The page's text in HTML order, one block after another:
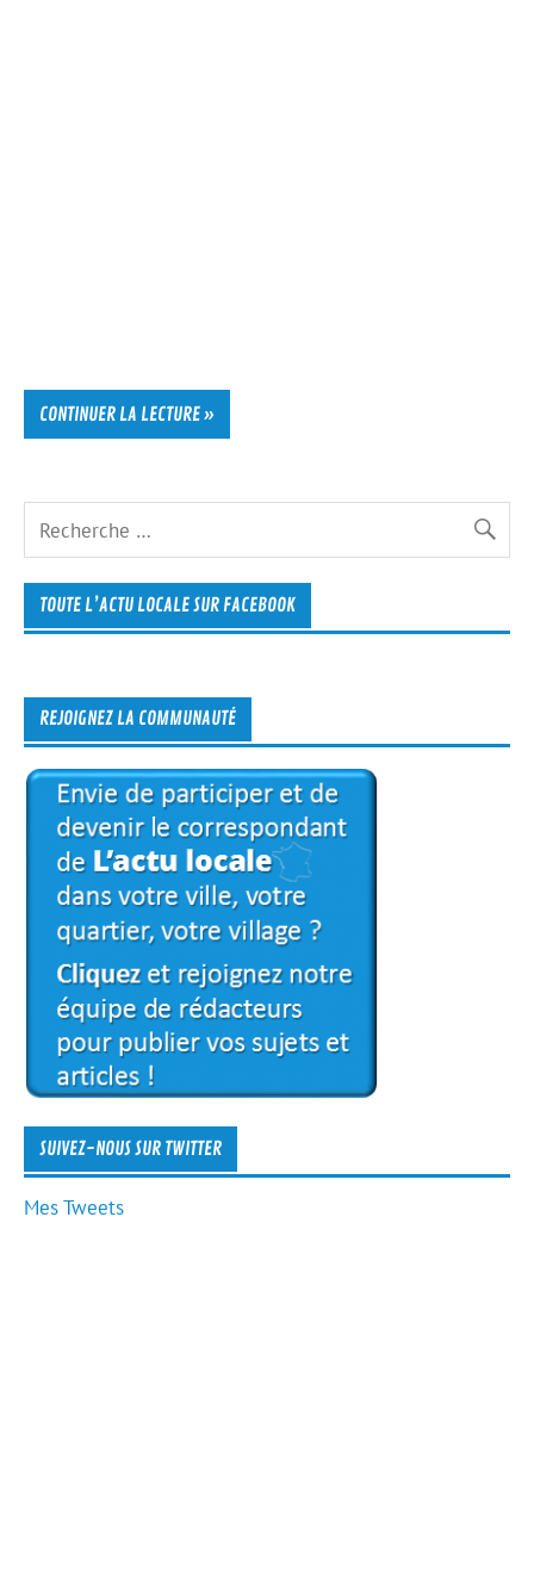
CONTINUER LA LECTURE »
TOUTE L’ACTU LOCALE SUR FACEBOOK
REJOIGNEZ LA COMMUNAUTÉ
SUIVEZ-NOUS SUR TWITTER
Mes Tweets